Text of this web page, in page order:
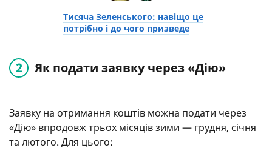
Тисяча Зеленського: навіщо це
потрібно і до чого призведе
Як подати заявку через «Дію»
Заявку на отримання коштів можна подати через
«Дію» впродовж трьох місяців зими — грудня, січня
та лютого. Для цього: